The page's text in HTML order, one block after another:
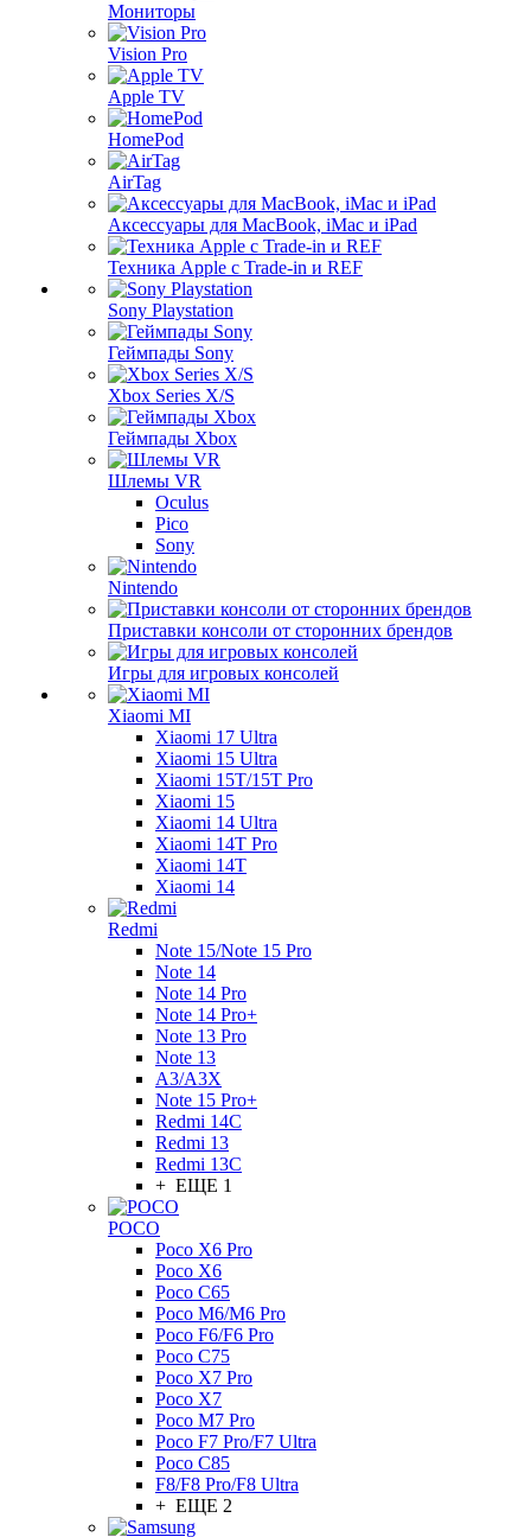
Мониторы
Vision Pro
Apple TV
HomePod
AirTag
Аксессуары для MacBook, iMac и iPad
Техника Apple с Trade-in и REF
Sony Playstation
Геймпады Sony
Xbox Series X/S
Геймпады Xbox
Шлемы VR
Oculus
Pico
Sony
Nintendo
Приставки консоли от сторонних брендов
Игры для игровых консолей
Xiaomi MI
Xiaomi 17 Ultra
Xiaomi 15 Ultra
Xiaomi 15T/15T Pro
Xiaomi 15
Xiaomi 14 Ultra
Xiaomi 14T Pro
Xiaomi 14T
Xiaomi 14
Redmi
Note 15/Note 15 Pro
Note 14
Note 14 Pro
Note 14 Pro+
Note 13 Pro
Note 13
A3/A3X
Note 15 Pro+
Redmi 14C
Redmi 13
Redmi 13C
+ ЕЩЕ 1
POCO
Poco X6 Pro
Poco X6
Poco C65
Poco M6/M6 Pro
Poco F6/F6 Pro
Poco C75
Poco X7 Pro
Poco X7
Poco M7 Pro
Poco F7 Pro/F7 Ultra
Poco C85
F8/F8 Pro/F8 Ultra
+ ЕЩЕ 2